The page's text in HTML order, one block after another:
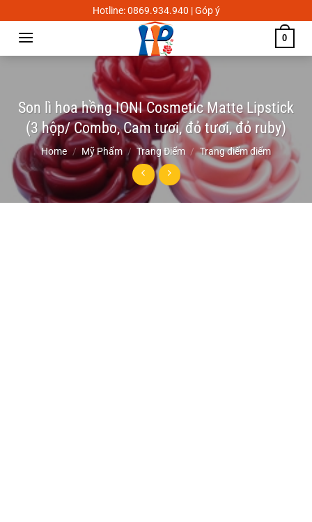
to
content
Hotline: 0869.934.940 | Góp ý
0
Son lì hoa hồng IONI Cosmetic Matte Lipstick
(3 hộp/ Combo, Cam tươi, đỏ tươi, đỏ ruby)
Home / Mỹ Phẩm / Trang Điểm / Trang điểm điểm